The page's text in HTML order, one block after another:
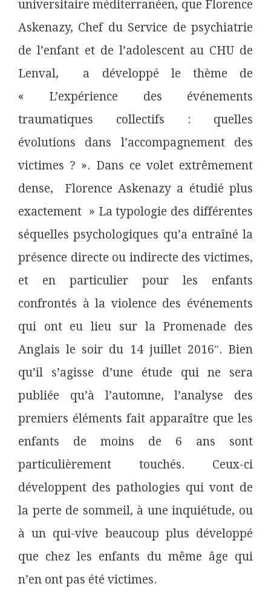
universitaire méditerranéen, que Florence
Askenazy, Chef du Service de psychiatrie
de l’enfant et de l’adolescent au CHU de
Lenval, a développé le thème de
« L’expérience des événements
traumatiques collectifs : quelles
évolutions dans l’accompagnement des
victimes ? ». Dans ce volet extrêmement
dense, Florence Askenazy a étudié plus
exactement » La typologie des différentes
séquelles psychologiques qu’a entraîné la
présence directe ou indirecte des victimes,
et en particulier pour les enfants
confrontés à la violence des événements
qui ont eu lieu sur la Promenade des
Anglais le soir du 14 juillet 2016″. Bien
qu’il s’agisse d’une étude qui ne sera
publiée qu’à l’automne, l’analyse des
premiers éléments fait apparaître que les
enfants de moins de 6 ans sont
particulièrement touchés. Ceux-ci
développent des pathologies qui vont de
la perte de sommeil, à une inquiétude, ou
à un qui-vive beaucoup plus développé
que chez les enfants du même âge qui
n’en ont pas été victimes.